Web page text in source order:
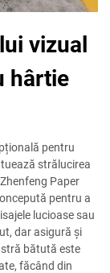
vizual
hârtie
pentru
strălucirea
Paper
pentru a
lucioase sau
dar asigură și
bătută este
făcând din